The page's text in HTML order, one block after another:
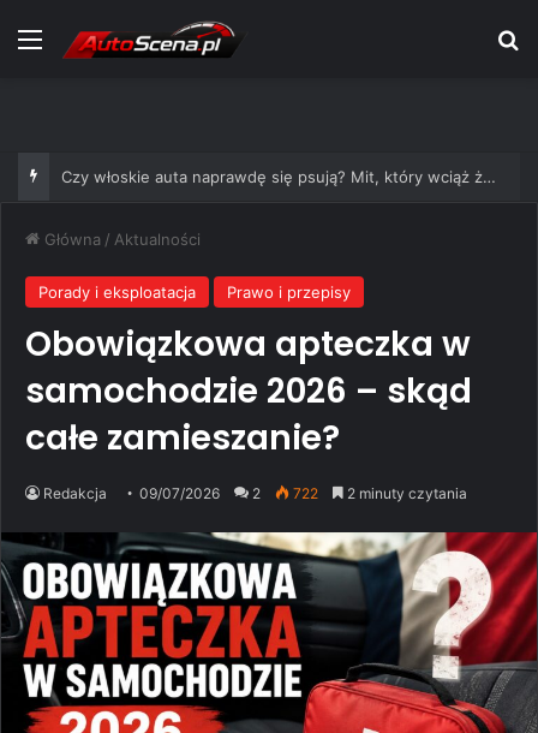
Menu
Czy włoskie auta naprawdę się psują? Mit, który wciąż żyje
Główna / Aktualności
Porady i eksploatacja Prawo i przepisy
Obowiązkowa apteczka w
samochodzie 2026 – skąd
całe zamieszanie?
Redakcja 09/07/2026 2 722 2 minuty czytania